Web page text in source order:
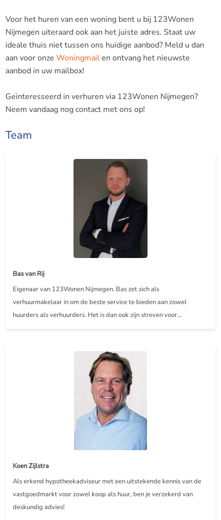
Voor het huren van een woning bent u bij 123Wonen
Nijmegen uiteraard ook aan het juiste adres. Staat uw
ideale thuis niet tussen ons huidige aanbod? Meld u dan
aan voor onze Woningmailen ontvang het nieuwste
aanbod in uw mailbox!
Geïnteresseerd in verhuren via 123Wonen Nijmegen?
Neem vandaag nog contact met ons op!
Team
Bas van Rij
Eigenaar van 123Wonen Nijmegen. Bas zet zich als
verhuurmakelaar in om de beste service te bieden aan zowel
huurders als verhuurders. Het is dan ook zijn streven voor...
Koen Zijlstra
Als erkend hypotheekadviseur met een uitstekende kennis van de
vastgoedmarkt voor zowel koop als huur, ben je verzekerd van
deskundig advies!